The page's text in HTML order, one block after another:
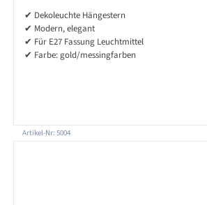
✔ Dekoleuchte Hängestern
✔ Modern, elegant
✔ Für E27 Fassung Leuchtmittel
✔ Farbe: gold/messingfarben
Artikel-Nr: 5004